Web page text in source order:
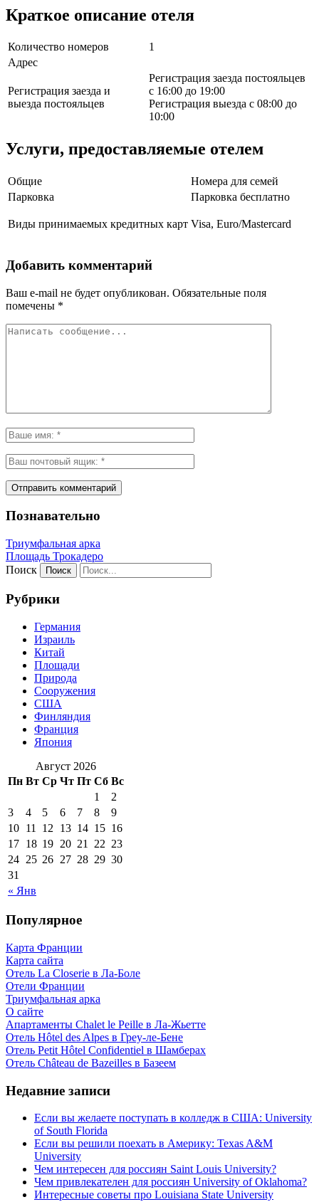
Краткое описание отеля
Количество номеров
1
Адрес
Регистрация заезда и
выезда постояльцев
Регистрация заезда постояльцев
с 16:00 до 19:00
Регистрация выезда с 08:00 до
10:00
Услуги, предоставляемые отелем
Общие
Номера для семей
Парковка
Парковка бесплатно
Виды принимаемых кредитных карт Visa, Euro/Mastercard
Добавить комментарий
Ваш e-mail не будет опубликован. Обязательные поля
помечены *
Познавательно
Триумфальная арка
Площадь Трокадеро
Поиск
Рубрики
Германия
Израиль
Китай
Площади
Природа
Сооружения
США
Финляндия
Франция
Япония
Август 2026
Пн Вт Ср Чт Пт Сб Вс
« Янв
1
2
3
4 5 6 7 8
9
10 11 12 13 14 15 16
17 18 19 20 21 22 23
24 25 26 27 28 29 30
31
Популярное
Карта Франции
Карта сайта
Отель La Closerie в Ла-Боле
Отели Франции
Триумфальная арка
О сайте
Апартаменты Chalet le Peille в Ла-Жьетте
Отель Hôtel des Alpes в Греу-ле-Бене
Отель Petit Hôtel Confidentiel в Шамберах
Отель Château de Bazeilles в Базеем
Недавние записи
Если вы желаете поступать в колледж в США: University
of South Florida
Если вы решили поехать в Америку: Texas A&M
University
Чем интересен для россиян Saint Louis University?
Чем привлекателен для россиян University of Oklahoma?
Интересные советы про Louisiana State University